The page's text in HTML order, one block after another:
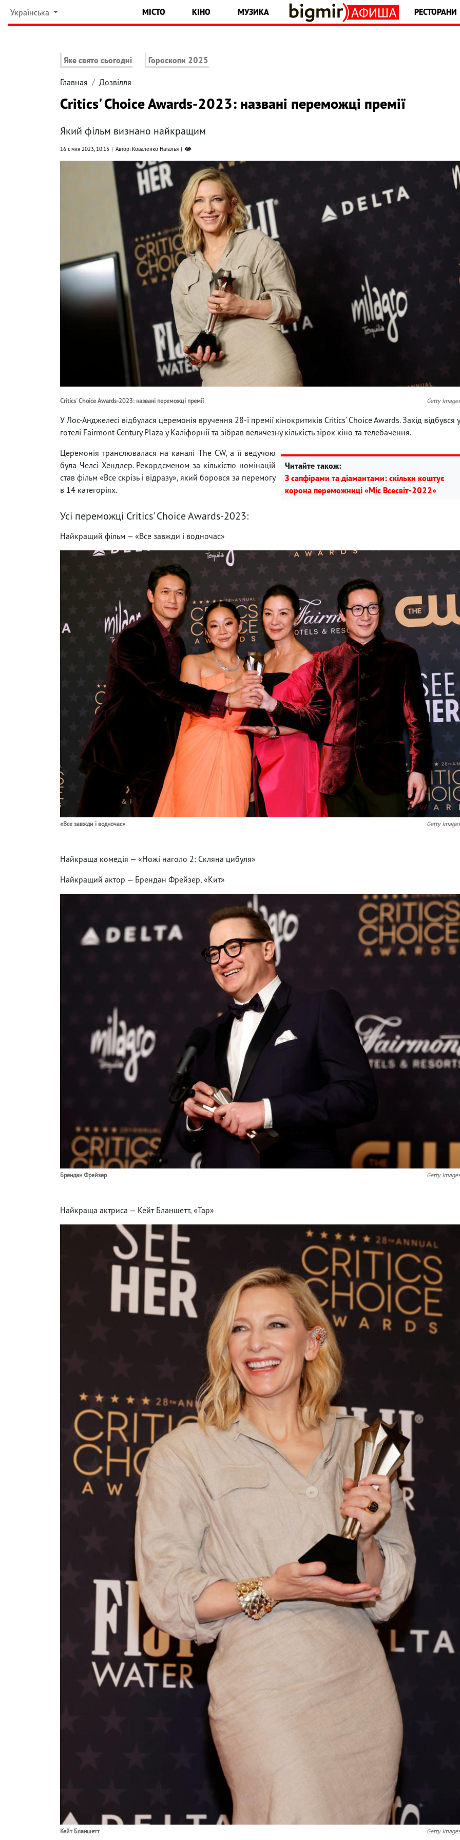
Українська МІСТО КІНО МУЗИКА РЕСТОРАНИ
Яке свято сьогодні Гороскопи 2025
Главная Дозвілля
Critics' Choice Awards-2023: названі переможці премії
Який фільм визнано найкращим
16 січня 2023, 10:15 Автор: Коваленко Наталья
Critics' Choice Awards-2023: названі переможці премії Getty Images
У Лос-Анджелесі відбулася церемонія вручення 28-ї премії кінокритиків Critics' Choice Awards. Захід відбувся у
готелі Fairmont Century Plaza у Каліфорнії та зібрав величезну кількість зірок кіно та телебачення.
Читайте також:
З сапфірами та діамантами: скільки коштує
корона переможниці «Міс Всесвіт-2022»
Церемонія транслювалася на каналі The CW, а її ведучою
була Челсі Хендлер. Рекордсменом за кількістю номінацій
став фільм «Все скрізь і відразу», який боровся за перемогу
в 14 категоріях.
Усі переможці Critics' Choice Awards-2023:
Найкращий фільм — «Все завжди і водночас»
«Все завжди і водночас» Getty Images
Найкраща комедія — «Ножі наголо 2: Скляна цибуля»
Найкращий актор — Брендан Фрейзер, «Кит»
Брендан Фрейзер Getty Images
Найкраща актриса — Кейт Бланшетт, «Тар»
Кейт Бланшетт Getty Images